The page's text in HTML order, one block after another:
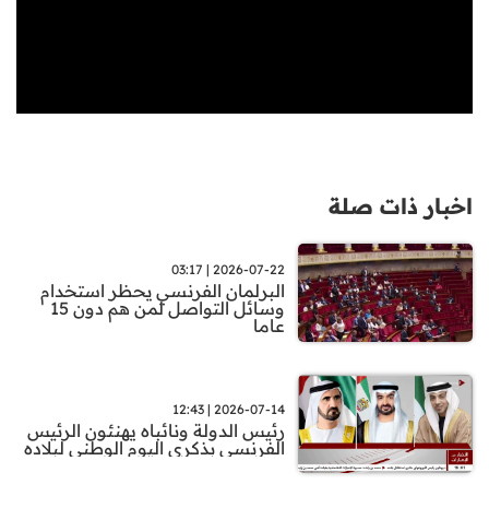
اخبار ذات صلة
2026-07-22 | 03:17
البرلمان الفرنسي يحظر استخدام
وسائل التواصل لمن هم دون 15
عاما
2026-07-14 | 12:43
رئيس الدولة ونائباه يهنئون الرئيس
الفرنسي بذكرى اليوم الوطني لبلاده